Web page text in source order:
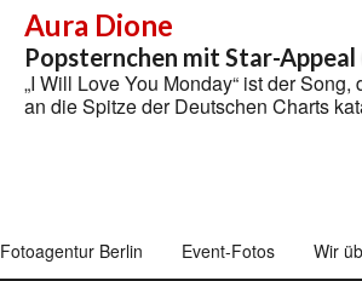
Aura Dione
Popsternchen mit Star-Appeal
„I Will Love You Monday“ ist der
an die Spitze der Deutschen Charts
Fotoagentur Berlin Event-Fotos Wir